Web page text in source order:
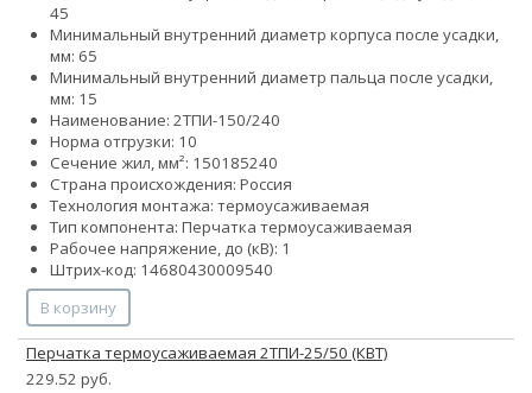
45
Минимальный внутренний диаметр корпуса после усадки,
мм: 65
Минимальный внутренний диаметр пальца после усадки,
мм: 15
Наименование: 2ТПИ-150/240
Норма отгрузки: 10
Сечение жил, мм²: 150185240
Страна происхождения: Россия
Технология монтажа: термоусаживаемая
Тип компонента: Перчатка термоусаживаемая
Рабочее напряжение, до (кВ): 1
Штрих-код: 14680430009540
В корзину
Перчатка термоусаживаемая 2ТПИ-25/50 (КВТ)
229.52 руб.